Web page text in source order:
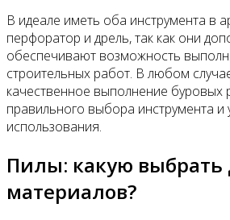
В идеале иметь оба инструмента в
перфоратор и дрель, так как они
обеспечивают возможность
строительных работ. В любом
качественное выполнение буровых
правильного выбора инструмента и
использования.
Пилы: какую выбрать
материалов?